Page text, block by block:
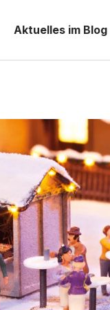
Aktuelles im Blog